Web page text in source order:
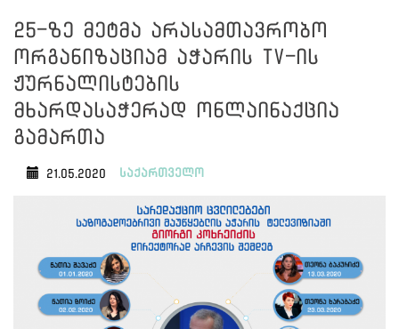
25-ზე მეტმა არასამთავრობო
ორგანიზაციამ აჭარის TV-ის
ჟურნალისტების
მხარდასაჭერად ონლაინაქცია
გამართა
21.05.2020 საქართველო